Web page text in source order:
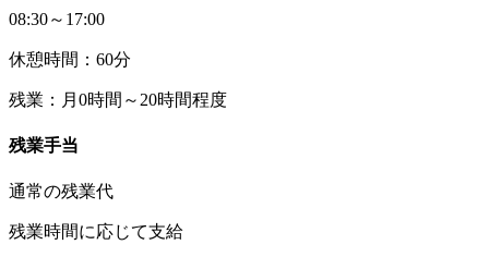
08:30～17:00
休憩時間：60分
残業：月0時間～20時間程度
残業手当
通常の残業代
残業時間に応じて支給